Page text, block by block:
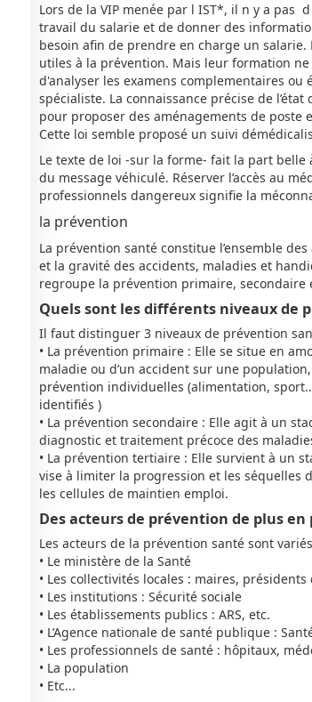
Lors de la VIP menée par l IST*, il n y a pas
travail du salarie et de donner des
besoin afin de prendre en charge un
utiles à la prévention. Mais leur formation
d'analyser les examens complementaires
spécialiste. La connaissance précise de
pour proposer des aménagements de poste
Cette loi semble proposé un suivi
Le texte de loi -sur la forme- fait la part
du message véhiculé. Réserver l’accès au
professionnels dangereux signifie la
la prévention
La prévention santé constitue l’ensemble
et la gravité des accidents, maladies et
regroupe la prévention primaire, secondaire
Quels sont les différents niveaux de
Il faut distinguer 3 niveaux de prévention
• La prévention primaire : Elle se situe en
maladie ou d’un accident sur une
prévention individuelles (alimentation,
identifiés )
• La prévention secondaire : Elle agit à un
diagnostic et traitement précoce des
• La prévention tertiaire : Elle survient à un
vise à limiter la progression et les séquelles
les cellules de maintien emploi.
Des acteurs de prévention de plus
Les acteurs de la prévention santé sont
• Le ministère de la Santé
• Les collectivités locales : maires,
• Les institutions : Sécurité sociale
• Les établissements publics : ARS, etc.
• L’Agence nationale de santé publique :
• Les professionnels de santé : hôpitaux,
• La population
• Etc...